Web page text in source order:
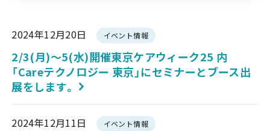
2024年12月20日 イベント情報
2/3(月)～5(水)開催東京ケアウィーク25 内
「Careテクノロジー 東京」にセミナーとブース出
展をします。
2024年12月11日 イベント情報